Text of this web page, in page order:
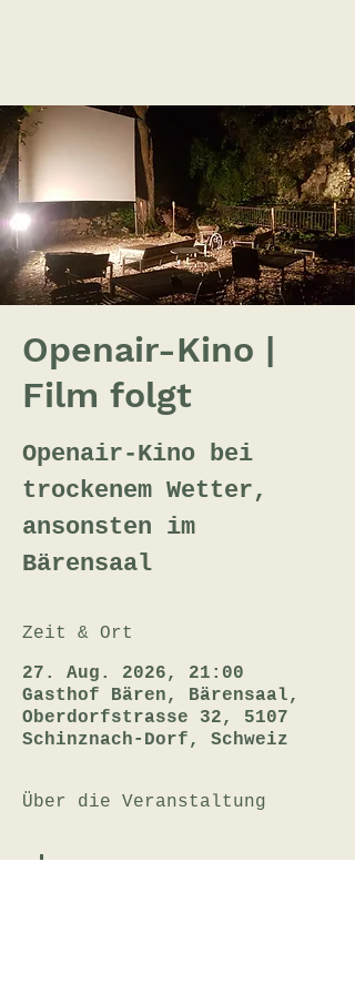
Openair-Kino |
Film folgt
Openair-Kino bei
trockenem Wetter,
ansonsten im
Bärensaal
Zeit & Ort
27. Aug. 2026, 21:00
Gasthof Bären, Bärensaal,
Oberdorfstrasse 32, 5107
Schinznach-Dorf, Schweiz
Über die Veranstaltung